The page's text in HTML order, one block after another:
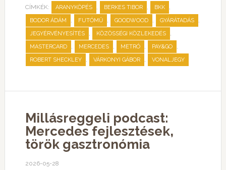
CÍMKÉK: ARANYKÖPÉS , BERKES TIBOR , BKK ,
BODOR ÁDÁM , FUTÓMŰ , GOODWOOD , GYÁRÁTADÁS ,
JEGYÉRVÉNYESÍTÉS , KÖZÖSSÉGI KÖZLEKEDÉS ,
MASTERCARD , MERCEDES , METRÓ , PAY&GO ,
ROBERT SHECKLEY , VÁRKONYI GÁBOR , VONALJEGY
Millásreggeli podcast:
Mercedes fejlesztések,
török gasztronómia
2026-05-28